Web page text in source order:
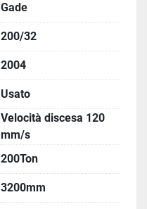
Gade
200/32
2004
Usato
Velocità discesa 120
mm/s
200Ton
3200mm